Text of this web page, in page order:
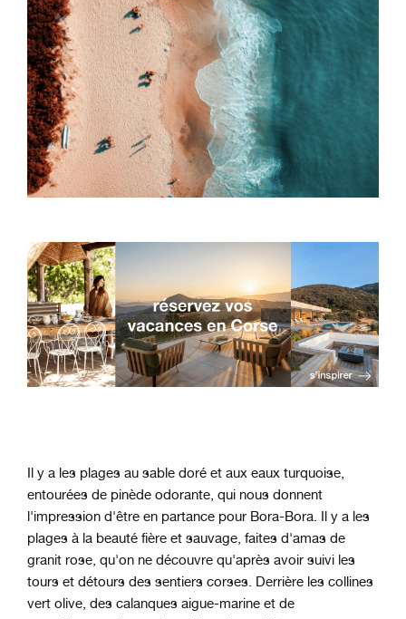
Il y a les plages au sable doré et aux eaux turquoise,
entourées de pinède odorante, qui nous donnent
l'impression d'être en partance pour Bora-Bora. Il y a les
plages à la beauté fière et sauvage, faites d'amas de
granit rose, qu'on ne découvre qu'après avoir suivi les
tours et détours des sentiers corses. Derrière les collines
vert olive, des calanques aigue-marine et de